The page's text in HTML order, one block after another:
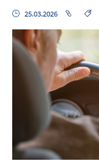
25.03.2026